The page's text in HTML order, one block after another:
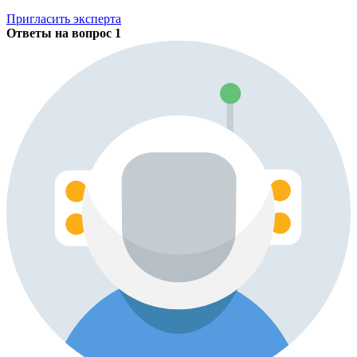
Пригласить эксперта
Ответы на вопрос 1